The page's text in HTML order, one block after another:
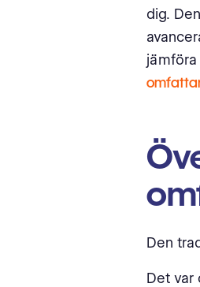
dig.
jämföra
Den
Det var